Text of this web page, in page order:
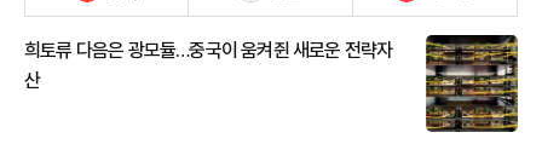
희토류 다음은 광모듈…중국이 움켜쥔 새로운 전략자
산